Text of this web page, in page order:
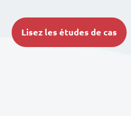
Lisez les études de cas